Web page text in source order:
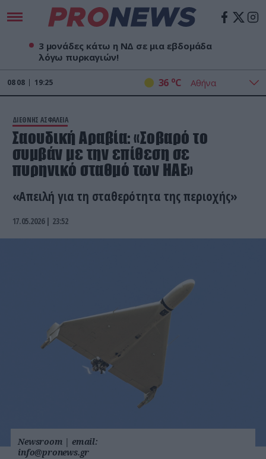
3 μονάδες κάτω η ΝΔ σε μια εβδομάδα
λόγω πυρκαγιών!
08 08 19:25 36 oC
ΔΙΕΘΝΗΣ ΑΣΦΑΛΕΙΑ
Σαουδική Αραβία: «Σοβαρό το
συμβάν με την επίθεση σε
πυρηνικό σταθμό των ΗΑΕ»
«Απειλή για τη σταθερότητα της περιοχής»
17.05.2026 | 23:52
Newsroom | email:
info@pronews.gr